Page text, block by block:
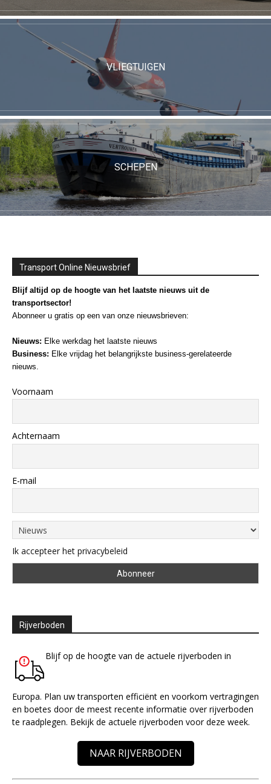
VLIEGTUIGEN
SCHEPEN
Transport Online Nieuwsbrief
Blijf altijd op de hoogte van het laatste nieuws uit de
transportsector!
Abonneer u gratis op een van onze nieuwsbrieven:
Nieuws: Elke werkdag het laatste nieuws
Business: Elke vrijdag het belangrijkste business-gerelateerde
nieuws.
Voornaam
Achternaam
E-mail
Ik accepteer het privacybeleid
Rijverboden
Blijf op de hoogte van de actuele rijverboden in
Europa. Plan uw transporten efficiënt en voorkom vertragingen
en boetes door de meest recente informatie over rijverboden
te raadplegen. Bekijk de actuele rijverboden voor deze week.
NAAR RIJVERBODEN